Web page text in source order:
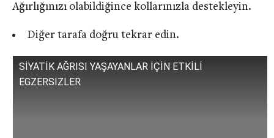
Ağırlığınızı olabildiğince kollarınızla destekleyin.
Diğer tarafa doğru tekrar edin.
SİYATİK AĞRISI YAŞAYANLAR İÇİN ETKİLİ
EGZERSİZLER